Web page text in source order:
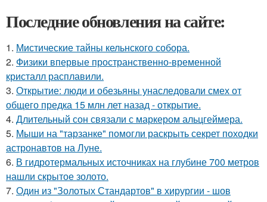
Последние обновления на сайте:
1. Мистические тайны кельнского собора.
2. Физики впервые пространственно-временной
кристалл расплавили.
3. Открытие: люди и обезьяны унаследовали смех от
общего предка 15 млн лет назад - открытие.
4. Длительный сон связали с маркером альцгеймера.
5. Мыши на "тарзанке" помогли раскрыть секрет походки
астронавтов на Луне.
6. В гидротермальных источниках на глубине 700 метров
нашли скрытое золото.
7. Один из "Золотых Стандартов" в хирургии - шов